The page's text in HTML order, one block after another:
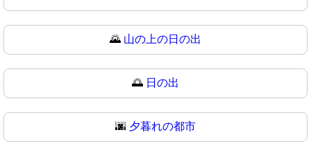
🌄 山の上の日の出
🌅 日の出
🌆 夕暮れの都市